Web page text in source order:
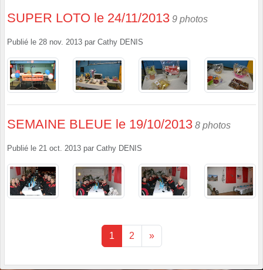
SUPER LOTO le 24/11/2013 9 photos
Publié le 28 nov. 2013 par Cathy DENIS
SEMAINE BLEUE le 19/10/2013 8 photos
Publié le 21 oct. 2013 par Cathy DENIS
1 2 »